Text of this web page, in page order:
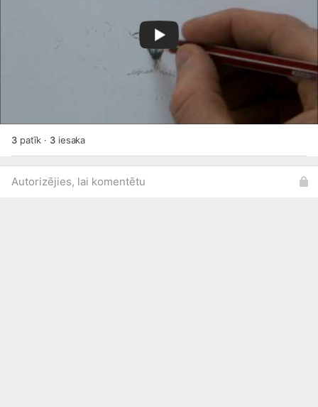
3patīk · 3iesaka
Autorizējies, lai komentētu